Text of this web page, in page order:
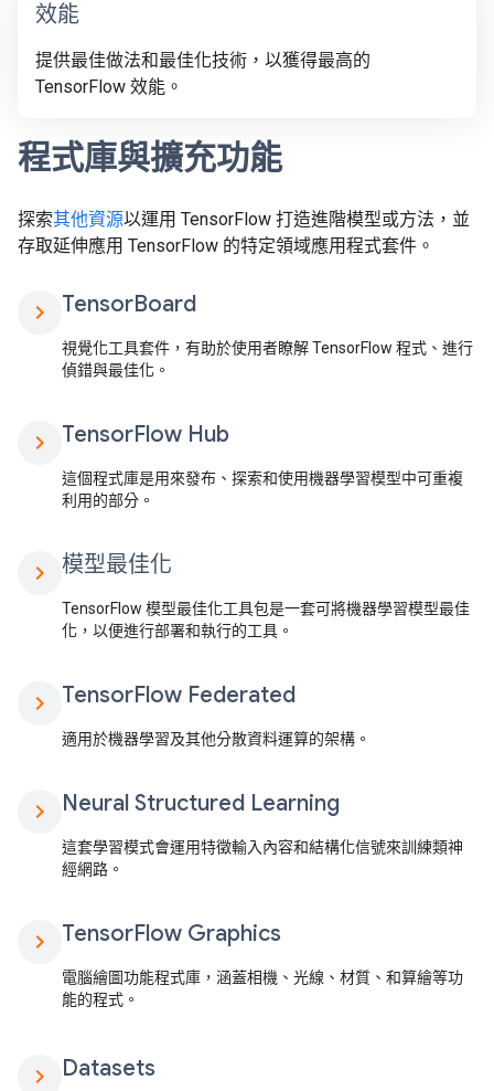
效能
提供最佳做法和最佳化技術，以獲得最高的
TensorFlow 效能。
程式庫與擴充功能
探索其他資源以運用 TensorFlow 打造進階模型或方法，並
存取延伸應用 TensorFlow 的特定領域應用程式套件。
chevron_right TensorBoard
視覺化工具套件，有助於使用者瞭解 TensorFlow 程式、進行
偵錯與最佳化。
chevron_right TensorFlow Hub
這個程式庫是用來發布、探索和使用機器學習模型中可重複
利用的部分。
chevron_right 模型最佳化
TensorFlow 模型最佳化工具包是一套可將機器學習模型最佳
化，以便進行部署和執行的工具。
chevron_right TensorFlow Federated
適用於機器學習及其他分散資料運算的架構。
chevron_right Neural Structured Learning
這套學習模式會運用特徵輸入內容和結構化信號來訓練類神
經網路。
chevron_right TensorFlow Graphics
電腦繪圖功能程式庫，涵蓋相機、光線、材質、和算繪等功
能的程式。
chevron_right Datasets